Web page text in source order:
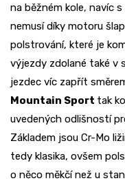
na běžném kole, navíc
nemusí díky motoru
polstrování, které je
výjezdy zdolané také v
jezdec víc zapřít
Mountain Sport tak
uvedených odlišností
Základem jsou Cr-Mo
tedy klasika, ovšem
o něco měkčí než u